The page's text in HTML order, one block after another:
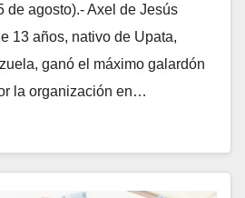
de agosto).- Axel de Jesús
13 años, nativo de Upata,
ganó el máximo galardón
la organización en…